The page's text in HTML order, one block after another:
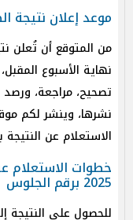
موعد إعلان نتيجة
من المتوقع أن تُعلن
نهاية الأسبوع
تصحيح، مراجعة، ورصد
نشرها، وينشر لكم
الاستعلام عن
خطوات الاستعلام
2025 برقم الجلوس
للحصول على النتيجة